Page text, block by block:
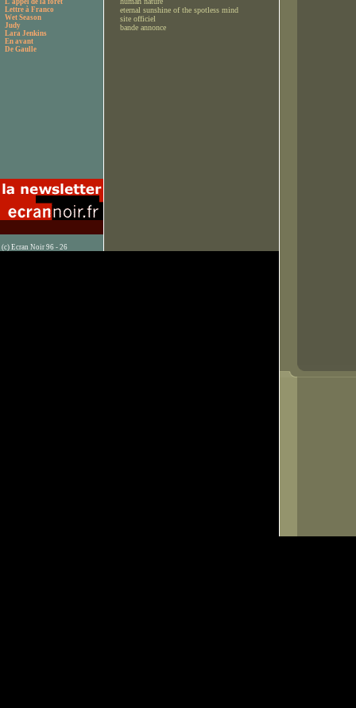
L'appel de la forêt
Lettre à Franco
Wet Season
Judy
Lara Jenkins
En avant
De Gaulle
(c) Ecran Noir 96 - 26
eternal sunshine of the spotless mind
site officiel
bande annonce